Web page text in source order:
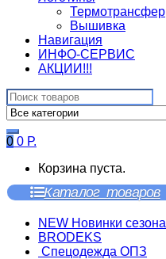
Термотрансфер
Вышивка
Навигация
ИНФО-СЕРВИС
АКЦИИ!!!
Search
for:
0 0 Р.
Корзина пуста.
Каталог товаров
NEW Новинки сезона
BRODEKS
Спецодежда ОПЗ